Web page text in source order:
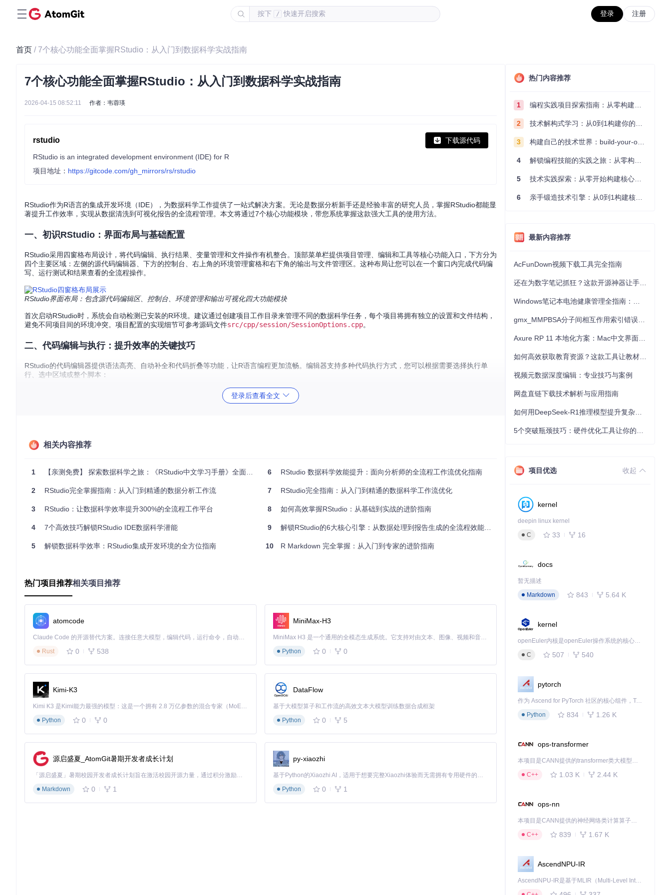
按下 / 快速开启搜索 登录 注册
首页 / 7个核心功能全面掌握RStudio：从入门到数据科学实战指南
7个核心功能全面掌握RStudio：从入门到数据科学实战指南
2026-04-15 08:52:11 作者：韦蓉瑛
rstudio 下载源代码
RStudio is an integrated development environment (IDE) for R
项目地址： https://gitcode.com/gh_mirrors/rs/rstudio
RStudio作为R语言的集成开发环境（IDE），为数据科学工作提供了一站式解决方案。无论是数据分析新手还是经验丰富的研究人员，掌握RStudio都能显
著提升工作效率，实现从数据清洗到可视化报告的全流程管理。本文将通过7个核心功能模块，带您系统掌握这款强大工具的使用方法。
一、初识RStudio：界面布局与基础配置
RStudio采用四窗格布局设计，将代码编辑、执行结果、变量管理和文件操作有机整合。顶部菜单栏提供项目管理、编辑和工具等核心功能入口，下方分为
四个主要区域：左侧的源代码编辑器、下方的控制台、右上角的环境管理窗格和右下角的输出与文件管理区。这种布局让您可以在一个窗口内完成代码编
写、运行测试和结果查看的全流程操作。
RStudio界面布局：包含源代码编辑区、控制台、环境管理和输出可视化四大功能模块
首次启动RStudio时，系统会自动检测已安装的R环境。建议通过创建项目工作目录来管理不同的数据科学任务，每个项目将拥有独立的设置和文件结构，
避免不同项目间的环境冲突。项目配置的实现细节可参考源码文件src/cpp/session/SessionOptions.cpp。
二、代码编辑与执行：提升效率的关键技巧
RStudio的代码编辑器提供语法高亮、自动补全和代码折叠等功能，让R语言编程更加流畅。编辑器支持多种代码执行方式，您可以根据需要选择执行单
行、选中区域或整个脚本：
块或整个文档，满足不同场景下的执行需求。
三、环境管理：掌控数据与变量的利器
环境窗格是RStudio的特色功能之一，它实时显示当前工作空间中的变量、函数和数据框信息。您可以在这里查看对象类型、长度和取值，通过搜索框快速
定位特定变量，还能直接点击变量名查看详细内容。
四、调试工具：轻松解决代码问题
RStudio提供了强大的调试功能，帮助您快速定位和修复代码错误。主要调试工具包括：
断点设置：在代码行左侧点击设置断点，程序执行到此处会自动暂停
逐步执行：使用"Next"按钮逐行执行代码，观察变量变化
调用栈跟踪：通过Traceback功能查看函数调用路径，定位错误源头
RStudio调试界面展示断点设置和变量监视功能，帮助诊断代码问题
调试功能的实现细节可参考源码文件 src/cpp/session/SessionConsoleProcess.cpp
质量。
proj），保存项目相关的设置和配置。
项目管理还集成了Git版本控制功能，您可以直接在RStudio中提交代码变更、创建分支和解决合并冲突。这对于团队协作和代码版本管理非常有用，确保
六、文档创建与报告生成
登录后查看全文
相关内容推荐
1 【亲测免费】 探索数据科学之旅：《RStudio中文学习手册》全面解读
2 RStudio完全掌握指南：从入门到精通的数据分析工作流
3 RStudio：让数据科学效率提升300%的全流程工作平台
4 7个高效技巧解锁RStudio IDE数据科学潜能
5 解锁数据科学效率：RStudio集成开发环境的全方位指南
6 RStudio 数据科学效能提升：面向分析师的全流程工作流优化指南
7 RStudio完全指南：从入门到精通的数据科学工作流优化
8 如何高效掌握RStudio：从基础到实战的进阶指南
9 解锁RStudio的6大核心引擎：从数据处理到报告生成的全流程效能提升指南
10 R Markdown 完全掌握：从入门到专家的进阶指南
热门项目推荐相关项目推荐
atomcode
Claude Code 的开源替代方案。连接任意大模型，编辑代码，运行命令，自动验证 — 全自动执行。用 Rust 构建，极致性能。 ｜ An open-source alternative to Claude Code. Connect any LLM, edit code, run commands, and verify changes — autonomously. Built in Rust for speed. Get Started
Rust
0 538
MiniMax-H3
MiniMax H3 是一个通用的全模态生成系统。它支持对由文本、图像、视频和音频组成的多模态上下文进行统一理解，并能生成分辨率高达 2K、时长可达 15 秒的带原生立体声音频的视频。得益于面向任务泛化的系统设计，H3 在预训练阶段就已具备广泛的多模态上下文理解与生成能力，能够出色地执行复杂的多模态指令。
Python
0 0
Kimi-K3
Kimi K3 是Kimi能力最强的模型：这是一个拥有 2.8 万亿参数的混合专家（MoE）模型，具备原生视觉理解能力，并支持 100 万 token 的上下文窗口。
Python
0 0
DataFlow
基于大模型算子和工作流的高效文本大模型训练数据合成框架
Python
0 5
源启盛夏_AtomGit暑期开发者成长计划
「源启盛夏」暑期校园开发者成长计划旨在激活校园开源力量，通过积分激励、认证扶持、资源倾斜等形式，引导高校组织和开发者完成「入驻 — 建项目 — 做贡献 — 获认证 — 得资源」的完整闭环。无论你是想带领社团入驻平台的组织者，还是希望用代码贡献证明自己的开发者，都能在这里找到属于你的成长路径。
Markdown
0 1
py-xiaozhi
基于Python的Xiaozhi AI，适用于想要完整Xiaozhi体验而无需拥有专用硬件的用户。
Python
0 1
热门内容推荐
1 编程实践项目探索指南：从零构建技术能力体系
2 技术解构式学习：从0到1构建你的编程知识体系
3 构建自己的技术世界：build-your-own-x项目的实践探索指南
4 解锁编程技能的实践之旅：从零构建你的技术世界
5 技术实践探索：从零开始构建核心系统的实践指南
6 亲手锻造技术引擎：从0到1构建核心系统的实践指南
最新内容推荐
AcFunDown视频下载工具完全指南
视频元数据深度编辑：专业技巧与案例
网盘直链下载技术解析与应用指南
项目优选 收起
kernel
deepin linux kernel
C
33 16
docs
暂无描述
Markdown
843 5.64 K
kernel
openEuler内核是openEuler操作系统的核心，既是系统性能与稳定性的基石，也是连接处理器、设备与服务的桥梁。
C
507 540
pytorch
作为 Ascend for PyTorch 社区的核心组件，TorchNPU 是昇腾专为 PyTorch 打造的深度学习适配插件，使 PyTorch 框架能够直接调用昇腾 NPU，为开发者提供昇腾 AI 处理器的超强算力。
Python
834 1.26 K
ops-transformer
本项目是CANN提供的transformer类大模型算子库，实现网络在NPU上加速计算。
C++
1.03 K 2.44 K
ops-nn
本项目是CANN提供的神经网络类计算算子库，实现网络在NPU上加速计算。
C++
839 1.67 K
AscendNPU-IR
AscendNPU-IR是基于MLIR（Multi-Level Intermediate Representation）构建的，面向昇腾亲和算子编译时使用的中间表示，提供昇腾完备表达能力，通过编译优化提升昇腾AI处理器计算效率，支持通过生态框架使能昇腾AI处理器与深度调优